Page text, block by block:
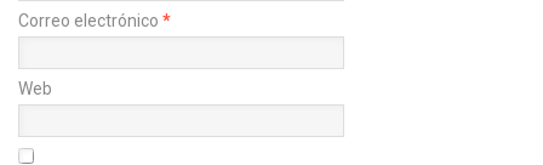
Correo electrónico *
Web